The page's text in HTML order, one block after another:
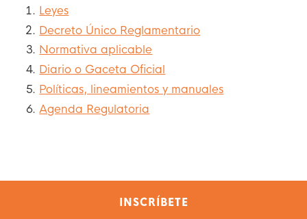
Leyes
Decreto Único Reglamentario
Normativa aplicable
Diario o Gaceta Oficial
Políticas, lineamientos y manuales
Agenda Regulatoria
INSCRÍBETE